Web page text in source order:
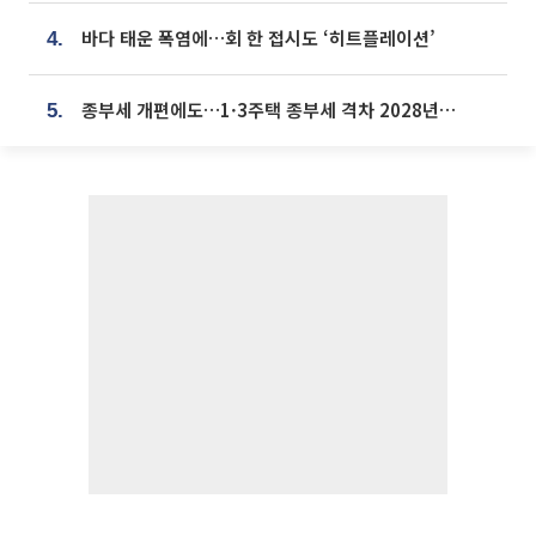
4. 바다 태운 폭염에…회 한 접시도 ‘히트플레이션’
5. 종부세 개편에도…1·3주택 종부세 격차 2028년부터 확대